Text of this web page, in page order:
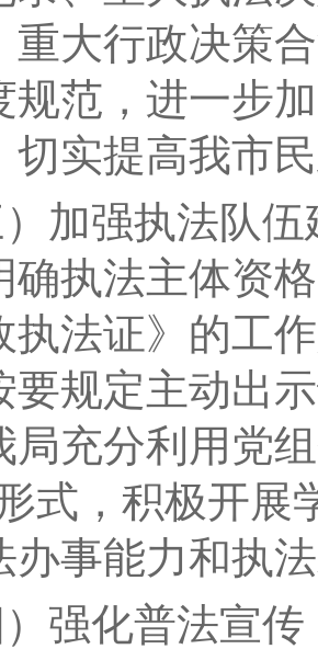
重大行政决策
规范，进一步
切实提高我市
）加强执法队
确执法主体资
执法证》的工
要规定主动出
局充分利用党
式，积极开展
办事能力和执
）强化普法宣